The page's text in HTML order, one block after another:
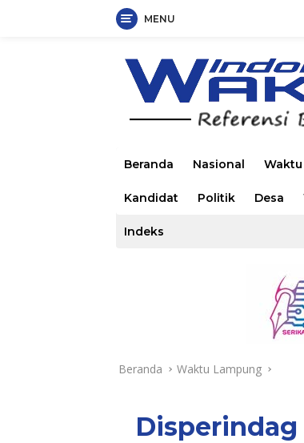
MENU
Beranda Nasional
Kandidat Politik Desa
Indeks
Beranda Waktu Lampung
Disperindag